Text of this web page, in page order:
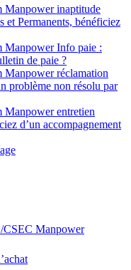
Manpower inaptitude
et Permanents, bénéficiez
Manpower Info paie :
de paie ?
Manpower réclamation
problème non résolu par
Manpower entretien
d’un accompagnement
Manpower